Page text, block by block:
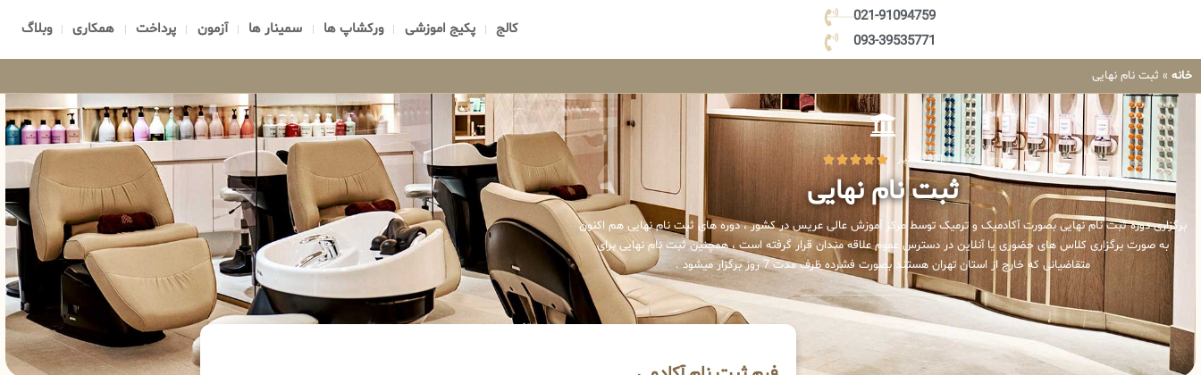
021-91094759
093-39535771
کالج پکیج اموزشی ورکشاپ ها سمینار ها آزمون پرداخت همکاری وبلاگ
خانه » ثبت نام نهایی
2931 امتیاز 




ثبت نام نهایی
برگزاری دوره ثبت نام نهایی بصورت آکادمیک و ترمیک توسط مرکز آموزش عالی عریس در کشور ، دوره های ثبت نام نهایی هم اکنون
به صورت برگزاری کلاس های حضوری یا آنلاین در دسترس عموم علاقه مندان قرار گرفته است ، همچنین ثبت نام نهایی برای
متقاضیانی که خارج از استان تهران هستند بصورت فشرده ظرف مدت 7 روز برگزار میشود .